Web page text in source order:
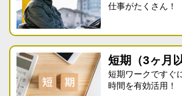
仕事がたくさん！
短期（3ヶ月以
短期ワークですぐ
時間を有効活用！